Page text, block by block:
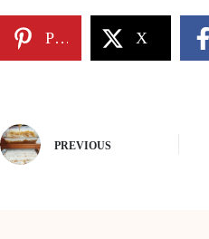
Pinterest X
PREVIOUS